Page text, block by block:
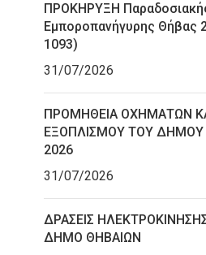
ΠΡΟΚΗΡΥΞΗ
Εμποροπανήγυρης Θήβας
1093)
31/07/2026
ΠΡΟΜΗΘΕΙΑ ΟΧΗΜΑΤΩΝ
ΕΞΟΠΛΙΣΜΟΥ ΤΟΥ ΔΗΜΟΥ
2026
31/07/2026
ΔΡΑΣΕΙΣ
ΔΗΜΟ ΘΗΒΑΙΩΝ